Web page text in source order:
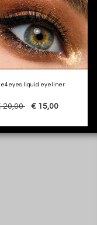
liquid eyeliner
20,00 € 15,00